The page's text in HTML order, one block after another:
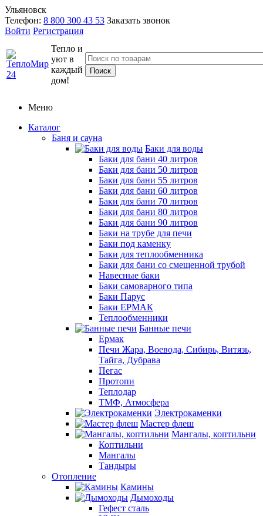
Ульяновск
Телефон: 8 800 300 43 53 Заказать звонок
Войти Регистрация
Тепло и
уют в
каждый
дом!
Меню
Каталог
Баня и сауна
Баки для воды
Баки для бани 40 литров
Баки для бани 50 литров
Баки для бани 55 литров
Баки для бани 60 литров
Баки для бани 70 литров
Баки для бани 80 литров
Баки для бани 90 литров
Баки на трубе для печи
Баки под каменку
Баки для теплообменника
Баки для бани со смещенной трубой
Навесные баки
Баки самоварного типа
Баки Парус
Баки ЕРМАК
Теплообменники
Банные печи
Ермак
Печи Жара, Воевода, Сибирь, Витязь,
Тайга, Дубрава
Пегас
Протопи
Теплодар
ТМФ, Атмосфера
Электрокаменки
Мастер флеш
Мангалы, коптильни
Коптильни
Мангалы
Тандыры
Отопление
Камины
Дымоходы
Гефест сталь